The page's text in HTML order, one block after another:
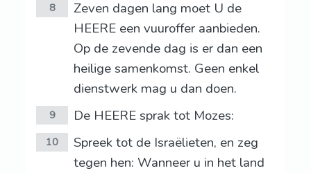
8
Zeven dagen lang moet U de
HEERE een vuuroffer aanbieden.
Op de zevende dag is er dan een
heilige samenkomst. Geen enkel
dienstwerk mag u dan doen.
9 De HEERE sprak tot Mozes:
10
Spreek tot de Israëlieten, en zeg
tegen hen: Wanneer u in het land